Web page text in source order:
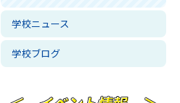
学校ニュース
学校ブログ